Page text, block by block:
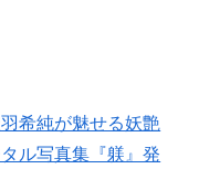
希純が魅せる妖艶
ル写真集『躾』発